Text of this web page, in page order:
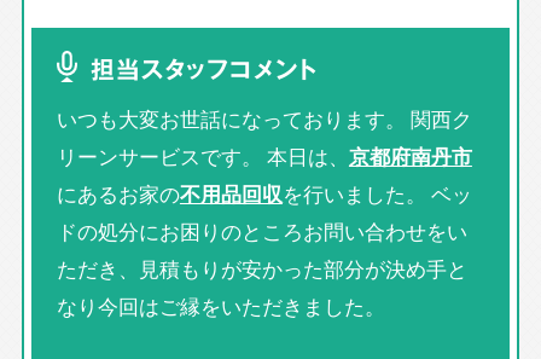
担当スタッフコメント
いつも大変お世話になっております。 関西ク
リーンサービスです。 本日は、 京都府南丹市
にあるお家の不用品回収を行いました。 ベッ
ドの処分にお困りのところお問い合わせをい
ただき、見積もりが安かった部分が決め手と
なり今回はご縁をいただきました。